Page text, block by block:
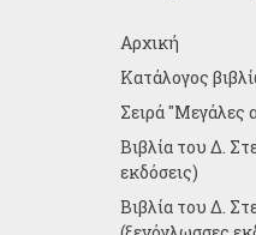
Αρχική
Κατάλογος
Σειρά "Μεγάλες
Βιβλία του Δ.
εκδόσεις)
Βιβλία του Δ.